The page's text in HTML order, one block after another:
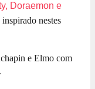
Doraemon e
nestes